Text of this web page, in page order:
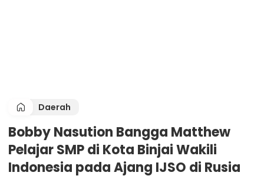
Daerah
Bobby Nasution Bangga Matthew
Pelajar SMP di Kota Binjai Wakili
Indonesia pada Ajang IJSO di Rusia